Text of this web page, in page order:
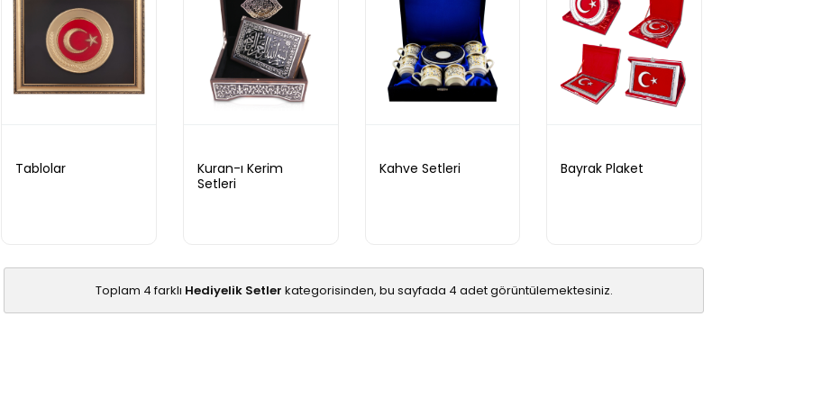
Tablolar
Kuran-ı Kerim
Setleri
Kahve Setleri Bayrak Plaket
Toplam 4 farklı Hediyelik Setler kategorisinden, bu sayfada 4 adet görüntülemektesiniz.